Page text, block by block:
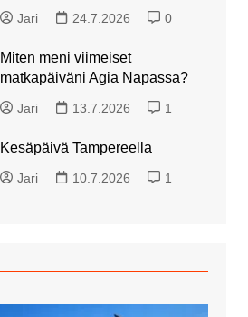
Jari 24.7.2026 0
Miten meni viimeiset
matkapäiväni Agia Napassa?
Jari 13.7.2026 1
Kesäpäivä Tampereella
Jari 10.7.2026 1